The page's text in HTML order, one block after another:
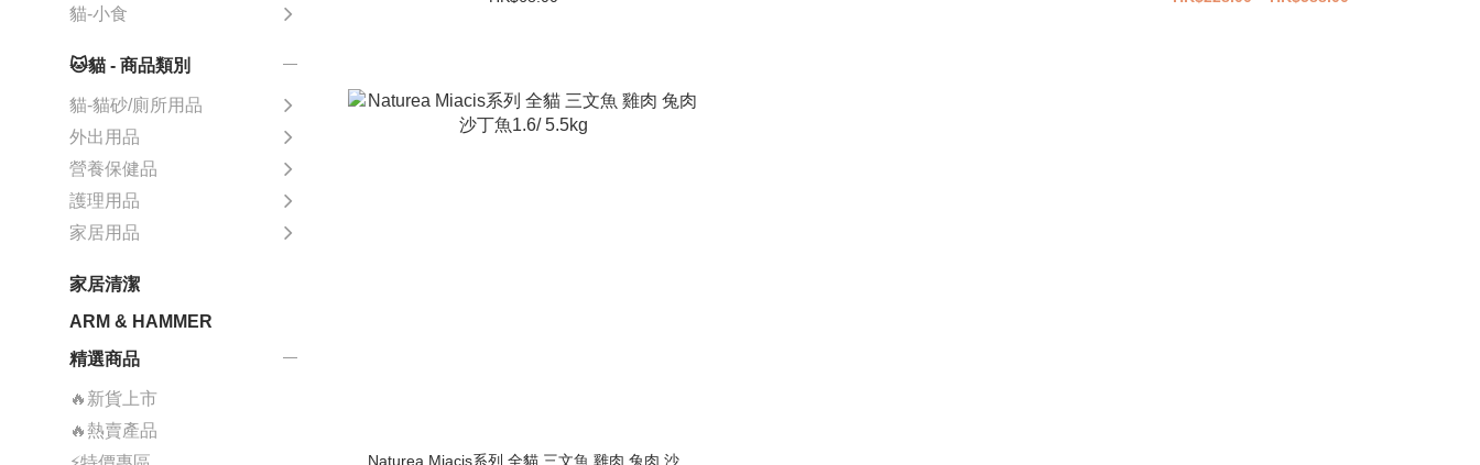
貓-小食
🐱貓 - 商品類別
貓-貓砂/廁所用品
外出用品
營養保健品
護理用品
家居用品
家居清潔
ARM & HAMMER
精選商品
🔥新貨上市
🔥熱賣產品
Naturea Miacis系列 全貓 三文魚 雞肉 兔肉 沙